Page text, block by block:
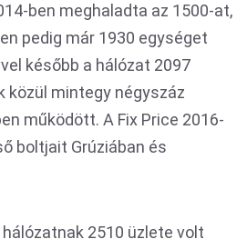
ben meghaladta az 1500-at,
pedig már 1930 egységet
később a hálózat 2097
közül mintegy négyszáz
működött. A Fix Price 2016-
boltjait Grúziában és
2510 üzlete volt